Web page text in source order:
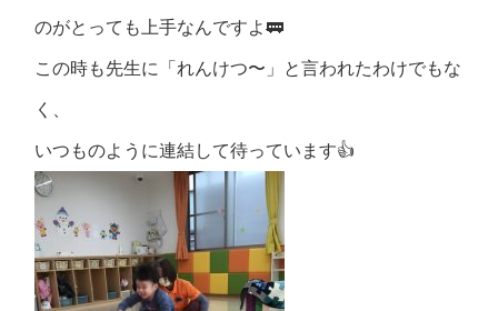
のがとっても上手なんですよ🚃
この時も先生に「れんけつ〜」と言われたわけでもな
く、
いつものように連結して待っています👍